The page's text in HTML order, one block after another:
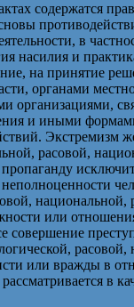
содержатся
в
насилия и
на принятие
органами
организациями,
и иными
Экстремизм
расовой,
национальной,
или
совершение
или вражды в
в